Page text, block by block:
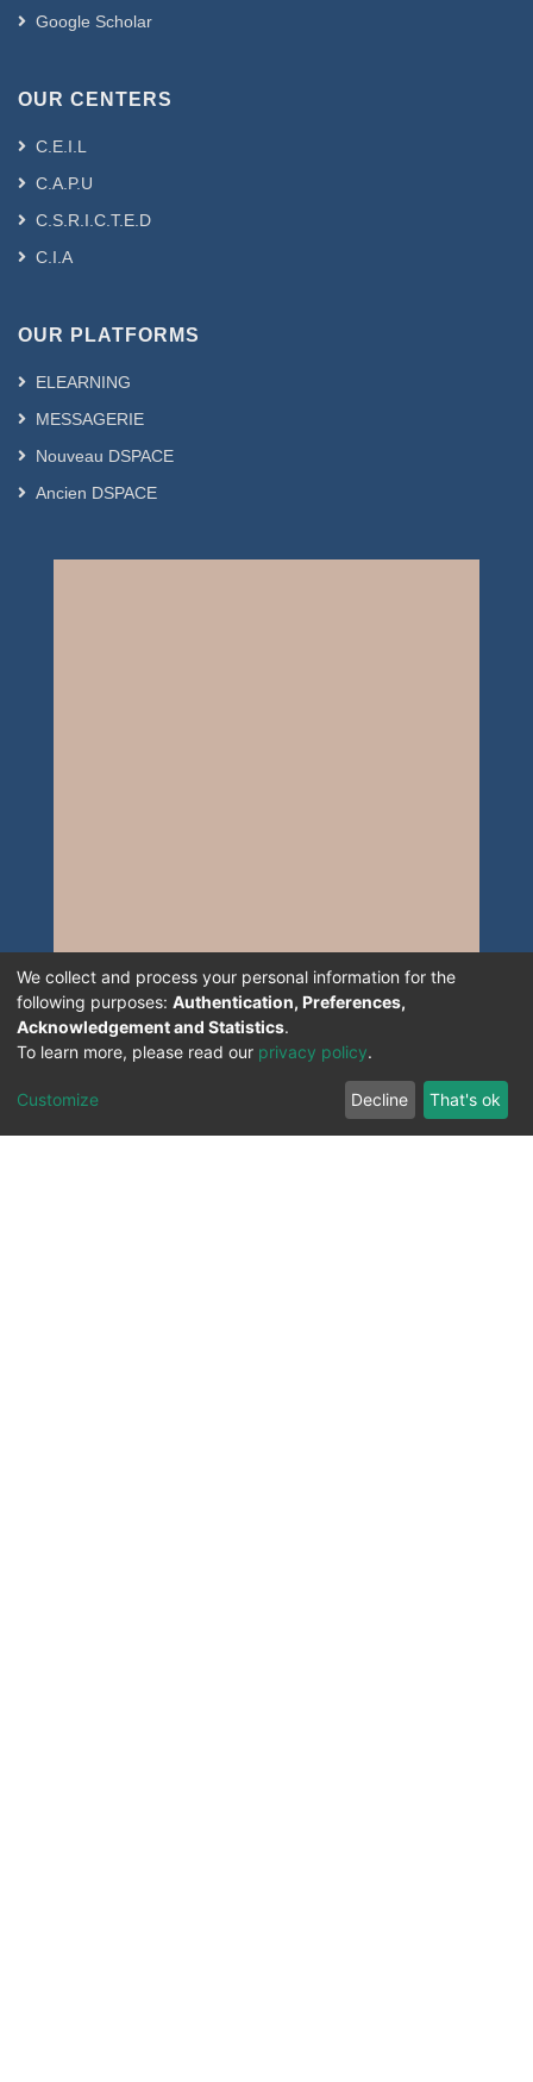
Google Scholar
OUR CENTERS
C.E.I.L
C.A.P.U
C.S.R.I.C.T.E.D
C.I.A
OUR PLATFORMS
ELEARNING
MESSAGERIE
Nouveau DSPACE
Ancien DSPACE
We collect and process your personal information for the
following purposes: Authentication, Preferences,
Acknowledgement and Statistics.
To learn more, please read our privacy policy.
Customize Decline That's ok